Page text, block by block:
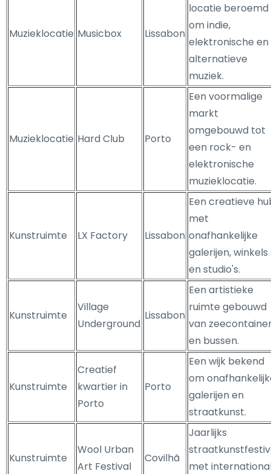
Muzieklocatie Musicbox Lissabon
locatie beroemd
om indie,
elektronische en
alternatieve
muziek.
Muzieklocatie Hard Club Porto
Een voormalige
markt
omgebouwd tot
een rock- en
elektronische
muzieklocatie.
Kunstruimte LX Factory Lissabon
Een creatieve
met
onafhankelijke
galerijen, winkels
en studio's.
Kunstruimte
Village
Underground
Lissabon
Een artistieke
ruimte gebouwd
van
en bussen.
Kunstruimte
Creatief
kwartier in
Porto
Porto
Een wijk bekend
om
galerijen en
straatkunst.
Kunstruimte
Wool Urban
Art Festival
Covilhã
Jaarlijks
met